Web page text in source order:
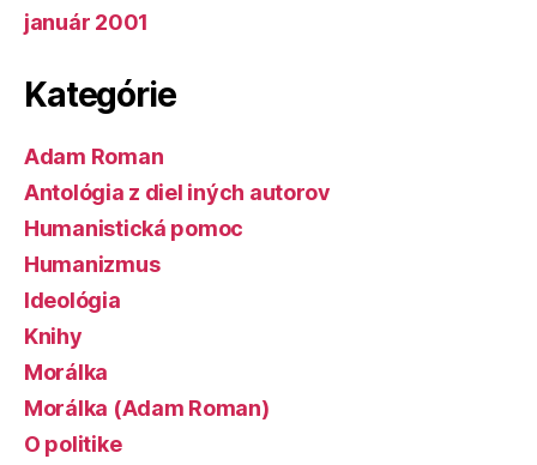
január 2001
Kategórie
Adam Roman
Antológia z diel iných autorov
Humanistická pomoc
Humanizmus
Ideológia
Knihy
Morálka
Morálka (Adam Roman)
O politike